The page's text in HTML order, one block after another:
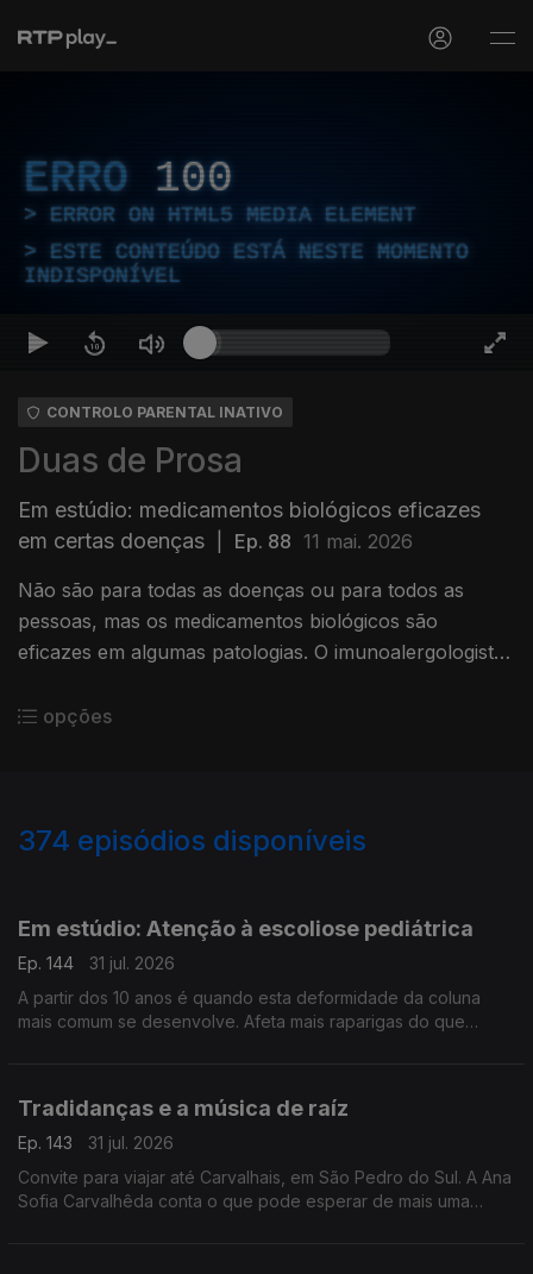
ERRO 100
ERROR ON HTML5 MEDIA ELEMENT
ESTE CONTEÚDO ESTÁ NESTE MOMENTO
INDISPONÍVEL
CONTROLO PARENTAL INATIVO
Duas de Prosa
Em estúdio: medicamentos biológicos eficazes
em certas doenças
Ep. 88 11 mai. 2026
Não são para todas as doenças ou para todos as
pessoas, mas os medicamentos biológicos são
eficazes em algumas patologias. O imunoalergologista
opções
374 episódios disponíveis
Em estúdio: Atenção à escoliose pediátrica
Ep. 144
31 jul. 2026
A partir dos 10 anos é quando esta deformidade da coluna
mais comum se desenvolve. Afeta mais raparigas do que
Tradidanças e a música de raíz
Ep. 143
31 jul. 2026
Convite para viajar até Carvalhais, em São Pedro do Sul. A Ana
Sofia Carvalhêda conta o que pode esperar de mais uma